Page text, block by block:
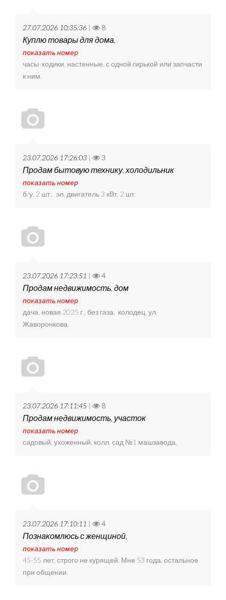
27.07.2026 10:35:36 | 8
Куплю товары для дома,
показать номер
часы-ходики, настенные, с одной гирькой или запчасти
к ним.
23.07.2026 17:26:03 | 3
Продам бытовую технику, холодильник
показать номер
б/у, 2 шт.; эл. двигатель 3 кВт, 2 шт.
23.07.2026 17:23:51 | 4
Продам недвижимость, дом
показать номер
дача, новая 2025 г., без газа, колодец, ул.
Жаворонкова.
23.07.2026 17:11:45 | 8
Продам недвижимость, участок
показать номер
садовый, ухоженный, колл. сад №1 машзавода.
23.07.2026 17:10:11 | 4
Познакомлюсь с женщиной,
показать номер
45-55 лет, строго не курящей. Мне 53 года, остальное
при общении.